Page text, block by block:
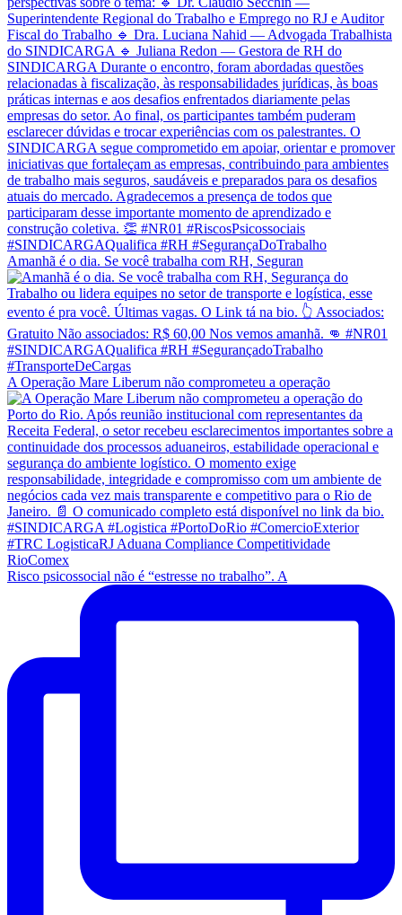
Amanhã é o dia. Se você trabalha com RH, Seguran
A Operação Mare Liberum não comprometeu a operação
Risco psicossocial não é “estresse no trabalho”. A